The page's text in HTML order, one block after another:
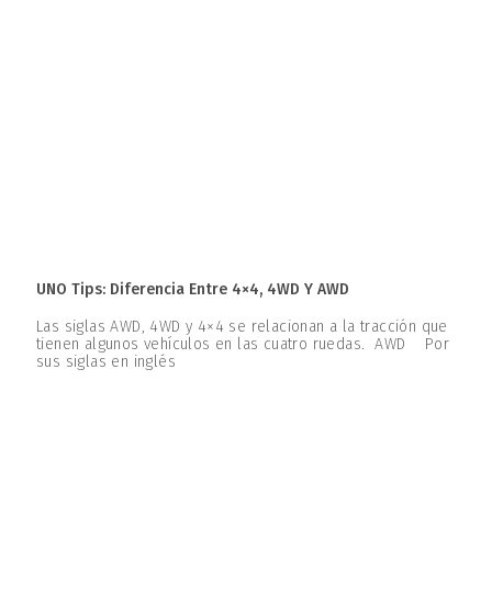
UNO Tips: Diferencia Entre 4×4, 4WD Y AWD
Las siglas AWD, 4WD y 4×4 se relacionan a la tracción que
tienen algunos vehículos en las cuatro ruedas. AWD Por
sus siglas en inglés